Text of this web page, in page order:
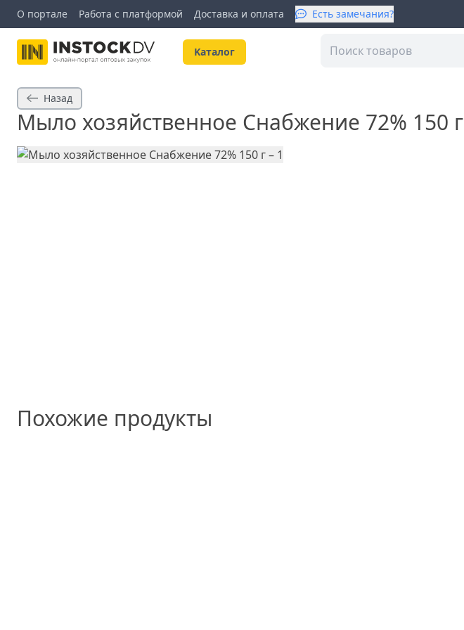
О портале Работа с платформой Доставка и оплата Есть замечания?
Kаталог
Назад
Мыло хозяйственное Снабжение 72% 150 г
Похожие продукты